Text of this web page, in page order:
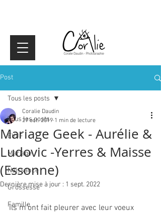
Post
Tous les posts
EVJF
Mariage
Naissance
Grossesse
Famille
Tous les posts
Mariage Geek - Aurélie &
Ludovic -Yerres & Maisse
(Essonne)
Coralie Daudin
27 oct. 2019 1 min de lecture
Dernière mise à jour : 1 sept. 2022
Ils m’ont fait pleurer avec leur voeux